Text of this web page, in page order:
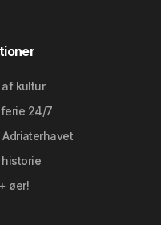
af kultur
24/7
historie
øer!